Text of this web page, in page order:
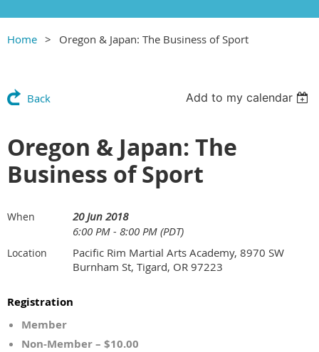
Home Oregon & Japan: The Business of Sport
Back Add to my calendar
Oregon & Japan: The
Business of Sport
When
20 Jun 2018
6:00 PM - 8:00 PM (PDT)
Location
Pacific Rim Martial Arts Academy, 8970 SW
Burnham St, Tigard, OR 97223
Registration
Member
Non-Member – $10.00